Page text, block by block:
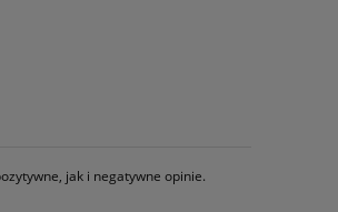
jak i negatywne opinie.